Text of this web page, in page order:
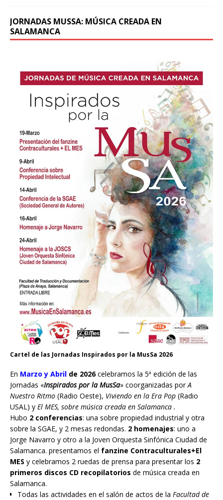
JORNADAS MUSSA: MÚSICA CREADA EN
SALAMANCA
Cartel de las Jornadas Inspirados por la MusSa 2026
En Marzo y Abril de 2026celebramos la 5ª edición de las
Jornadas «Inspirados por la MusSa» coorganizadas porA
Nuestro Ritmo (Radio Oeste), Viviendo en la Era Pop (Radio
USAL) y El MES, sobre música creada en Salamanca .
Hubo 2 conferencias: una sobre propiedad industrial y otra
sobre la SGAE, y 2 mesas redondas. 2 homenajes: uno a
Jorge Navarro y otro a la Joven Orquesta Sinfónica Ciudad de
Salamanca. presentamos el fanzine Contraculturales+El
MES y celebramos 2 ruedas de prensa para presentar los 2
primeros discos CD recopilatorios de música creada en
Salamanca.
Todas las actividades en el salón de actos de la Facultad de